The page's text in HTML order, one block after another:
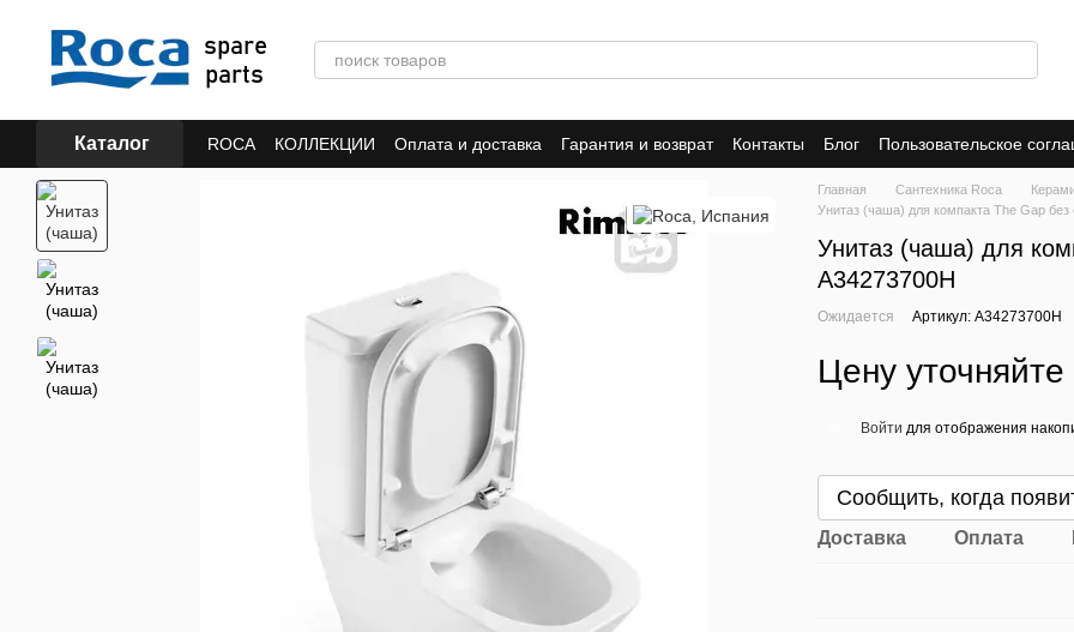
Каталог ROCA КОЛЛЕКЦИИ Оплата и доставка Гарантия и возврат Контакты Блог Пользовательское
Главная Сантехника Roca
Унитаз (чаша) для компакта The Gap без
Унитаз (чаша) для
A34273700H
Ожидается Артикул: A34273700H
Цену уточняйте
Войти для отображения
Сообщить, когда
Доставка Оплата